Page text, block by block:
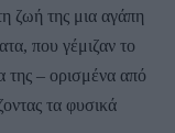
ζωή της μια αγάπη
που γέμιζαν το
της – ορισμένα από
τα φυσικά